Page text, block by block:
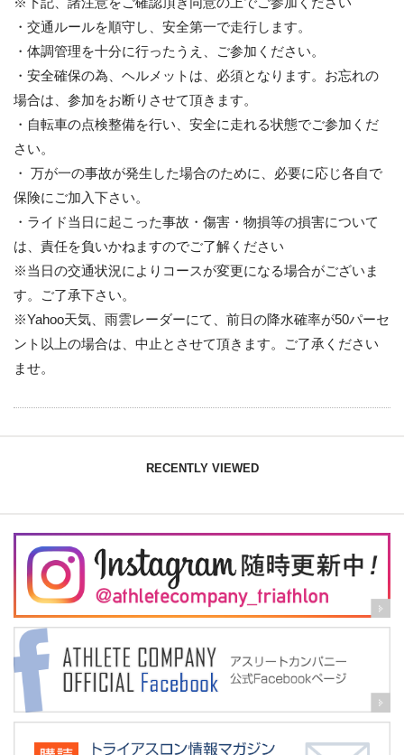
・交通ルールを順守し、安全第一で走行します。
・体調管理を十分に行ったうえ、ご参加ください。
・安全確保の為、ヘルメットは、必須となります。お忘れの
場合は、参加をお断りさせて頂きます。
・自転車の点検整備を行い、安全に走れる状態でご参加くだ
さい。
・ 万が一の事故が発生した場合のために、必要に応じ各自で
保険にご加入下さい。
・ライド当日に起こった事故・傷害・物損等の損害について
は、責任を負いかねますのでご了解ください
※当日の交通状況によりコースが変更になる場合がございま
す。ご了承下さい。
※Yahoo天気、雨雲レーダーにて、前日の降水確率が50パーセ
ント以上の場合は、中止とさせて頂きます。ご了承ください
ませ。
RECENTLY VIEWED